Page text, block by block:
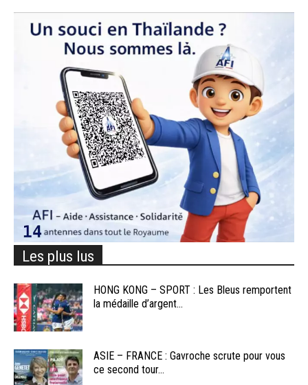
Les plus lus
HONG KONG – SPORT : Les Bleus remportent
la médaille d’argent...
ASIE – FRANCE : Gavroche scrute pour vous
ce second tour...